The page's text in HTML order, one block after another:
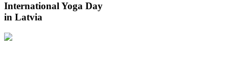
InternationalYoga Day
in Latvia